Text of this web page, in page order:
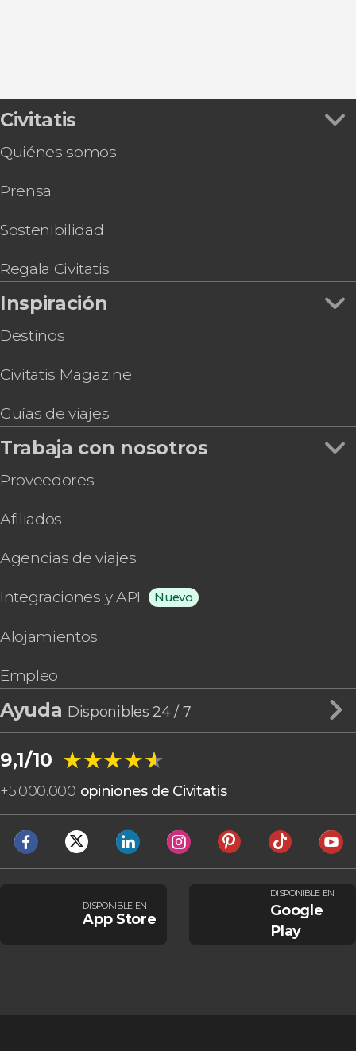
Civitatis
Quiénes somos
Prensa
Sostenibilidad
Regala Civitatis
Inspiración
Destinos
Civitatis Magazine
Guías de viajes
Trabaja con nosotros
Proveedores
Afiliados
Agencias de viajes
Integraciones y API Nuevo
Alojamientos
Empleo
Ayuda Disponibles 24 / 7
9,1/10 ★★★★★
★★★★★
+5.000.000 opiniones de Civitatis
DISPONIBLE EN
App Store
DISPONIBLE EN
Google
Play